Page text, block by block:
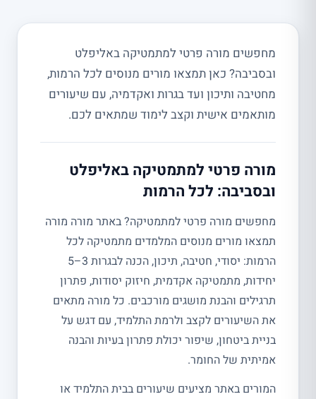
מחפשים מורה פרטי למתמטיקה באליפלט
ובסביבה? כאן תמצאו מורים מנוסים לכל הרמות,
מחטיבה ותיכון ועד בגרות ואקדמיה, עם שיעורים
מותאמים אישית וקצב לימוד שמתאים לכם.
מורה פרטי למתמטיקה באליפלט
ובסביבה: לכל הרמות
מחפשים מורה פרטי למתמטיקה? באתר מורה מורה
תמצאו מורים מנוסים המלמדים מתמטיקה לכל
הרמות: יסודי, חטיבה, תיכון, הכנה לבגרות 3–5
יחידות, מתמטיקה אקדמית, חיזוק יסודות, פתרון
תרגילים והבנת מושגים מורכבים. כל מורה מתאים
את השיעורים לקצב ולרמת התלמיד, עם דגש על
בניית ביטחון, שיפור יכולת פתרון בעיות והבנה
אמיתית של החומר.
המורים באתר מציעים שיעורים בבית התלמיד או